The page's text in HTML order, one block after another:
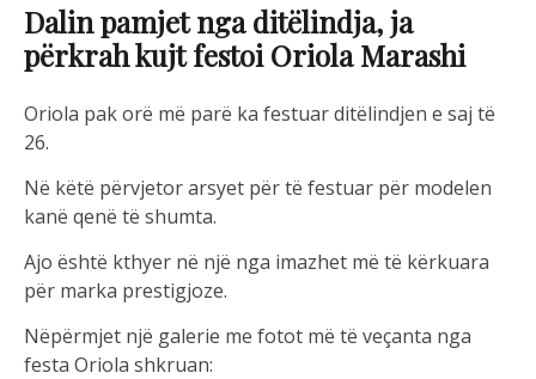
Dalin pamjet nga ditëlindja, ja
përkrah kujt festoi Oriola Marashi
Oriola pak orë më parë ka festuar ditëlindjen e saj të
26.
Në këtë përvjetor arsyet për të festuar për modelen
kanë qenë të shumta.
Ajo është kthyer në një nga imazhet më të kërkuara
për marka prestigjoze.
Nëpërmjet një galerie me fotot më të veçanta nga
festa Oriola shkruan: